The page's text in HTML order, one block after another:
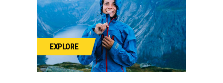
EXPLORE